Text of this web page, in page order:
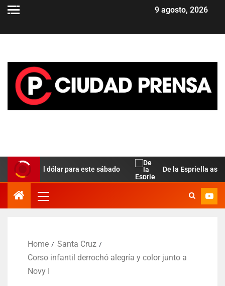
9 agosto, 2026
del dólar para este sábado De la Espriella asume
Home
Santa Cruz
Corso infantil derrochó alegría y color junto a
Novy I